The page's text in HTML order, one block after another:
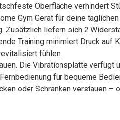
Oberfläche verhindert
Gym Gerät für deine täglichen
Zusätzlich liefern sich 2
Training minimiert Druck auf
fühlen.
Die Vibrationsplatte verfügt
für bequeme
oder Schränken verstauen –